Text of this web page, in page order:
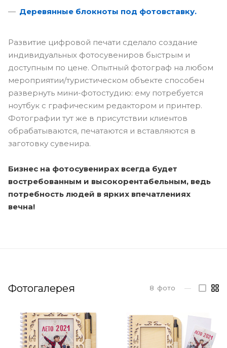
Деревянные блокноты под фотовставку.
Развитие цифровой печати сделало создание
индивидуальных фотосувениров быстрым и
доступным по цене. Опытный фотограф на любом
мероприятии/туристическом объекте способен
развернуть мини-фотостудию: ему потребуется
ноутбук с графическим редактором и принтер.
Фотографии тут же в присутствии клиентов
обрабатываются, печатаются и вставляются в
заготовку сувенира.
Бизнес на фотосувенирах всегда будет
востребованным и высокорентабельным, ведь
потребность людей в ярких впечатлениях
вечна!
Фотогалерея 8 фото —